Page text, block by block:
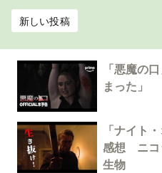
新しい投稿
「悪魔の
まった」
「ナイト
感想 ニコ
生物